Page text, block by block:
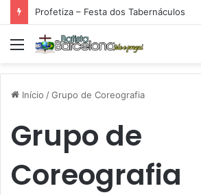
Profetiza – Festa dos Tabernáculos
Menu
Início /Grupo de Coreografia
Grupo de
Coreografia